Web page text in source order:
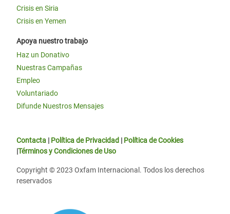
Crisis en Siria
Crisis en Yemen
Apoya nuestro trabajo
Haz un Donativo
Nuestras Campañas
Empleo
Voluntariado
Difunde Nuestros Mensajes
Contacta | Política de Privacidad | Política de Cookies
|Términos y Condiciones de Uso
Copyright © 2023 Oxfam Internacional. Todos los derechos
reservados